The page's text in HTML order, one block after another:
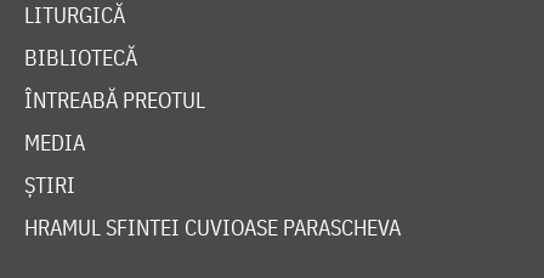
LITURGICĂ
BIBLIOTECĂ
ÎNTREABĂ PREOTUL
MEDIA
ȘTIRI
HRAMUL SFINTEI CUVIOASE PARASCHEVA